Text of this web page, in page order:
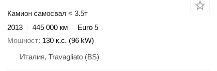
Камион самосвал < 3.5т
2013
445 000 км
Euro 5
Мощност 130 к.с. (96 kW)
Италия, Travagliato (BS)